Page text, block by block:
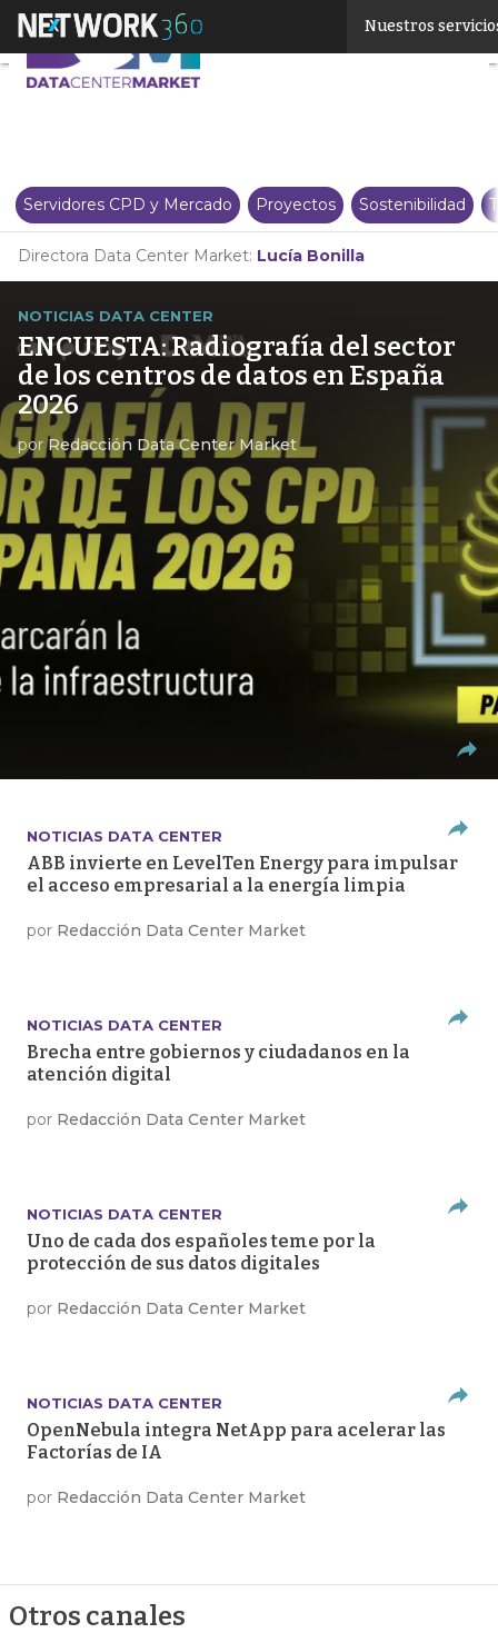
Nuestros
Servidores CPD y Mercado Proyectos Sostenibilidad
Directora Data Center Market: Lucía Bonilla
NOTICIAS DATA CENTER
ENCUESTA: Radiografía del sector
de los centros de datos en España
2026
porRedacción Data Center Market
NOTICIAS DATA CENTER
ABB invierte en LevelTen Energy para impulsar
el acceso empresarial a la energía limpia
por Redacción Data Center Market
NOTICIAS DATA CENTER
Brecha entre gobiernos y ciudadanos en la
atención digital
por Redacción Data Center Market
NOTICIAS DATA CENTER
Uno de cada dos españoles teme por la
protección de sus datos digitales
por Redacción Data Center Market
NOTICIAS DATA CENTER
OpenNebula integra NetApp para acelerar las
Factorías de IA
por Redacción Data Center Market
Otros canales